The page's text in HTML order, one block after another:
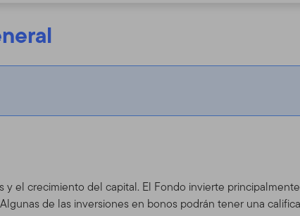
y el crecimiento del capital. El Fondo invierte
de las inversiones en bonos podrán tener una